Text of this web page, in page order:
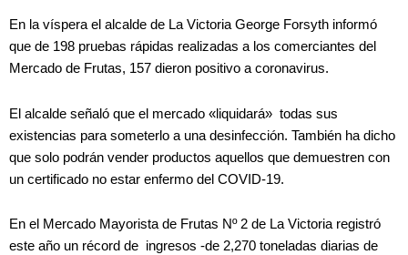
En la víspera el alcalde de La Victoria George Forsyth informó
que de 198 pruebas rápidas realizadas a los comerciantes del
Mercado de Frutas, 157 dieron positivo a coronavirus.
El alcalde señaló que el mercado «liquidará» todas sus
existencias para someterlo a una desinfección. También ha dicho
que solo podrán vender productos aquellos que demuestren con
un certificado no estar enfermo del COVID-19.
En el Mercado Mayorista de Frutas Nº 2 de La Victoria registró
este año un récord de ingresos -de 2,270 toneladas diarias de